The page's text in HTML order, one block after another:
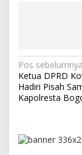
N
a
v
g
Pos sebelumnya
Ketua DPRD
Hadiri Pisah
Kapolresta